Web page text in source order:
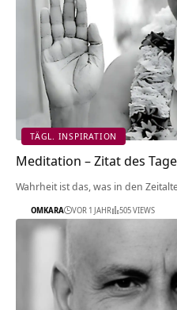
TÄGL. INSPIRATION
Meditation – Zitat des
Wahrheit ist das, was in den
OMKARA VOR 1 JAHR 505 VIEWS